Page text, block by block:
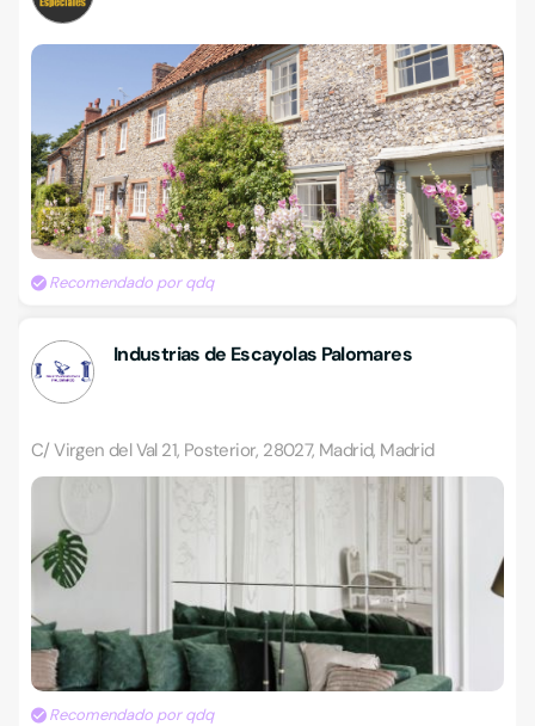
Recomendado por qdq
Industrias de Escayolas Palomares
C/ Virgen del Val 21, Posterior, 28027, Madrid, Madrid
Recomendado por qdq